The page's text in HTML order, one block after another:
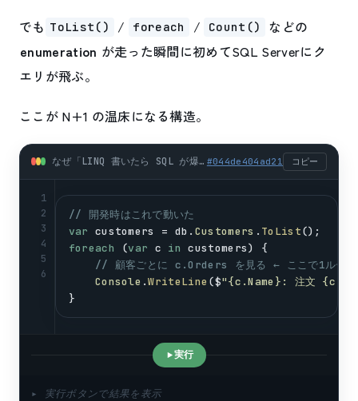
でも ToList() / foreach / Count()
などの
enumeration が走った瞬間に初めてSQL Serverにク
エリが飛ぶ。
ここが N+1 の温床になる構造。
なぜ「LINQ 書いたら SQL が爆発する」のか (csharp) #044de404ad21 コピー
1
2
3
4
5
6
// 開発時はこれで動いた
var customers = db . Customers . ToList();
foreach
(var c in customers) {
// 顧客ごとに c.Orders を見る ← ここで1ループ
Console .WriteLine ($"{c.Name}: 注文
}
実行
▸ 実行ボタンで結果を表示